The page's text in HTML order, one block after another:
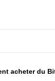
acheter du